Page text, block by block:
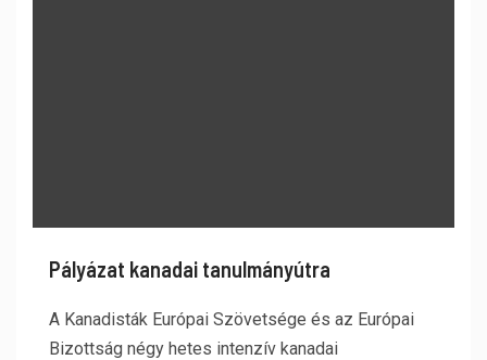
Pályázat kanadai tanulmányútra
A Kanadisták Európai Szövetsége és az Európai
Bizottság négy hetes intenzív kanadai